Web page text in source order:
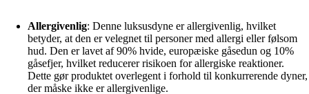
Allergivenlig: Denne luksusdyne er allergivenlig, hvilket
betyder, at den er velegnet til personer med allergi eller følsom
hud. Den er lavet af 90% hvide, europæiske gåsedun og 10%
gåsefjer, hvilket reducerer risikoen for allergiske reaktioner.
Dette gør produktet overlegent i forhold til konkurrerende dyner,
der måske ikke er allergivenlige.